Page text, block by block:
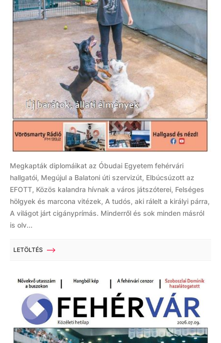
Megkapták diplomáikat az Óbudai Egyetem fehérvári
hallgatói, Megújul a Balatoni úti szervizút, Elbúcsúzott az
EFOTT, Közös kalandra hívnak a város játszóterei, Felséges
hölgyek és marcona vitézek, A tudós, aki rálelt a királyi párra,
A világot járt cigányprímás. Minderről és sok minden másról
is olv...
LETÖLTÉS